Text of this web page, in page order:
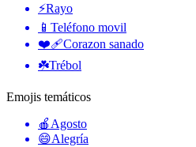
⚡Rayo
📱 Teléfono movil
❤️‍🩹Corazon sanado
☘️Trébol
Emojis temáticos
🍎 Agosto
😄Alegría